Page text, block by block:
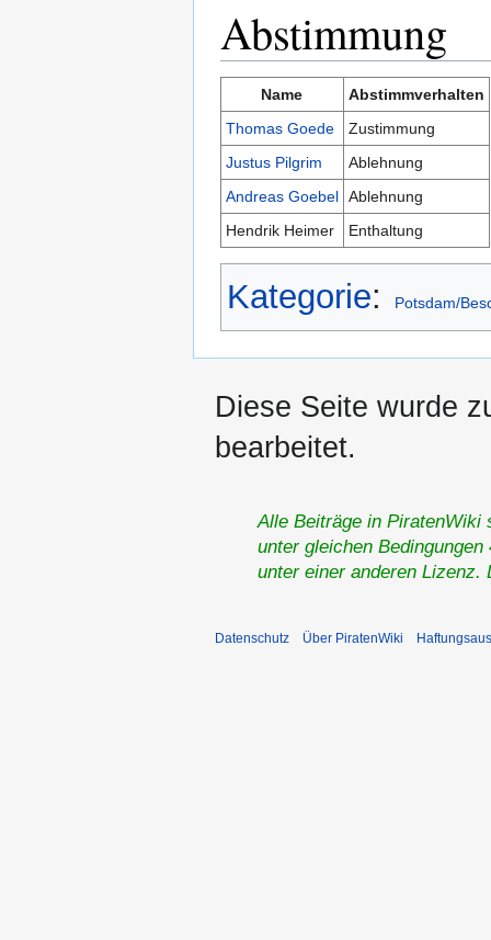
Abstimmung
Name
Abstimmverhalten
Thomas Goede
Zustimmung
Justus Pilgrim
Ablehnung
Andreas Goebel Ablehnung
Hendrik Heimer
Enthaltung
Kategorie: Potsdam/
Diese Seite wurde
bearbeitet.
Alle Beiträge in PiratenWiki
unter gleichen
unter einer anderen
Datenschutz Über PiratenWiki